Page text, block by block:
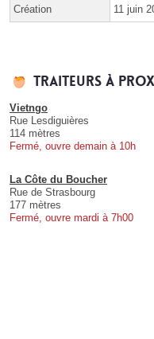
Création 11 juin
Traiteurs à
Vietngo
Rue Lesdiguières
114 mètres
Fermé, ouvre demain à 10h
La Côte du Boucher
Rue de Strasbourg
177 mètres
Fermé, ouvre mardi à 7h00